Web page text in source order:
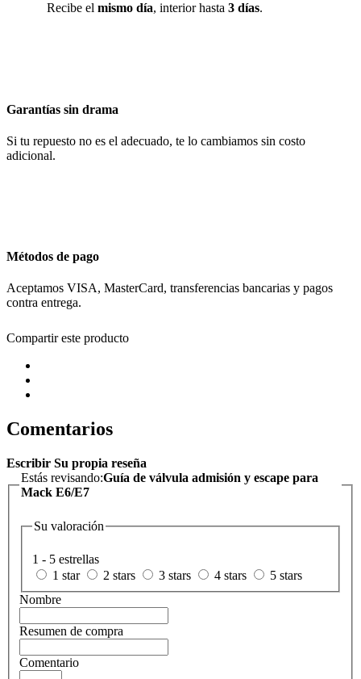
Recibe el mismo día, interior hasta 3 días.
Garantías sin drama
Si tu repuesto no es el adecuado, te lo cambiamos sin costo
adicional.
Métodos de pago
Aceptamos VISA, MasterCard, transferencias bancarias y pagos
contra entrega.
Compartir este producto
Comentarios
Escribir Su propia reseña
Estás revisando:Guía de válvula admisión y escape para
Mack E6/E7
Su valoración
1 - 5 estrellas
1 star
2 stars 3 stars 4 stars
5 stars
Nombre
Resumen de compra
Comentario